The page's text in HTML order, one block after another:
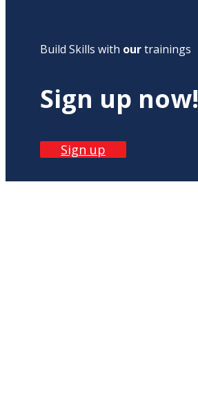
Build Skills with ourtrainings
Sign up now!
Sign up